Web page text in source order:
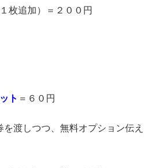
１枚追加）＝２００円
ト ＝６０円
渡しつつ、無料オプション伝え